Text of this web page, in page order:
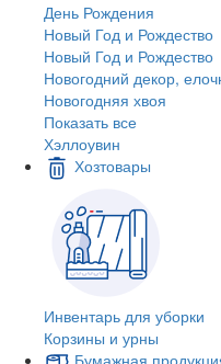
День Рождения
Новый Год и Рождество
Новый Год и Рождество
Новогодний декор,
Новогодняя хвоя
Показать все
Хэллоувин
Хозтовары
Инвентарь для уборки
Корзины и урны